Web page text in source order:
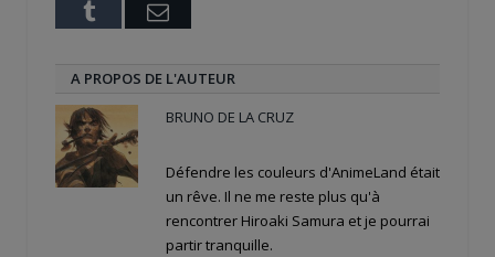
Tumblr Email
A PROPOS DE L'AUTEUR
BRUNO DE LA CRUZ
Défendre les couleurs d'AnimeLand était
un rêve. Il ne me reste plus qu'à
rencontrer Hiroaki Samura et je pourrai
partir tranquille.